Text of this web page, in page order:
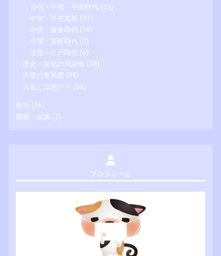
古代・中世 - 平安時代 (31)
中世 - 平安末期 (21)
中世 - 鎌倉時代 (16)
中世 - 室町時代 (3)
近世 - 江戸時代 (6)
歴史・文化の用語集 (38)
天皇の家系図 (98)
天皇とは何か？ (33)
政治 (26)
開業・起業 (1)
プロフィール